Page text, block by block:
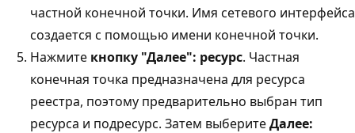
частной конечной точки. Имя сетевого интерфейса
создается с помощью имени конечной точки.
Нажмите кнопку "Далее": ресурс. Частная
конечная точка предназначена для ресурса
реестра, поэтому предварительно выбран тип
ресурса и подресурс. Затем выберитеДалее: